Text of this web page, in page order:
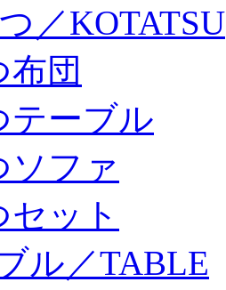
／KOTATSU
布団
テーブル
ソファ
セット
ル／TABLE